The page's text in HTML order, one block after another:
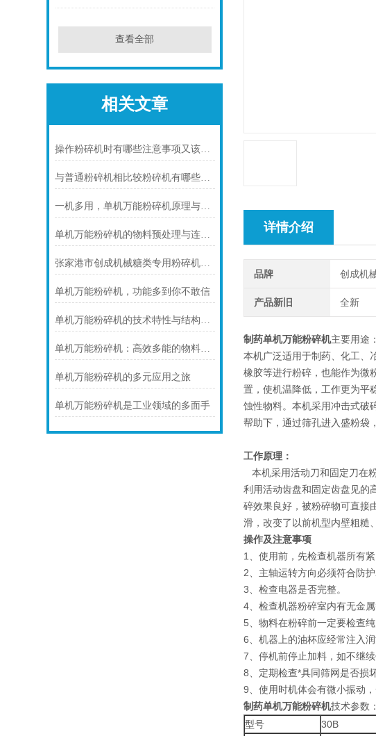
查看全部
相关文章
操作粉碎机时有哪些注意事项又该如何保养？
与普通粉碎机相比较粉碎机有哪些优势？
一机多用，单机万能粉碎机原理与优势汇总
单机万能粉碎机的物料预处理与连续运行维护技巧
张家港市创成机械糖类专用粉碎机的核心设计与应用优势
单机万能粉碎机，功能多到你不敢信
单机万能粉碎机的技术特性与结构组成
单机万能粉碎机：高效多能的物料处理设备
单机万能粉碎机的多元应用之旅
单机万能粉碎机是工业领域的多面手
详情介绍
品牌 创成机
产品新旧 全新
制药单机万能粉碎机主要用途：
本机广泛适用于制药、化工、
橡胶等进行粉碎，也能作为微
置，使机温降低，工作更为平
蚀性物料。本机采用冲击式破
帮助下，通过筛孔进入盛粉袋
工作原理
本机采用活动刀和固定刀在
利用活动齿盘和固定齿盘见的
碎效果良好，被粉碎物可直接
滑，改变了以前机型内壁粗糙
操作及注意事项
1、使用前，先检查机器所有
2、主轴运转方向必须符合防
3、检查电器是否完整。
4、检查机器粉碎室内有无金
5、物料在粉碎前一定要检查
6、机器上的油杯应经常注入
7、停机前停止加料，如不继
8、定期检查*具同筛网是否损
9、使用时机体会有微小振动
制药单机万能粉碎机技
型号
30B